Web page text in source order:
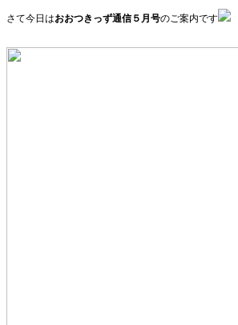
さて今日はおおつきっず通信５月号のご案内です